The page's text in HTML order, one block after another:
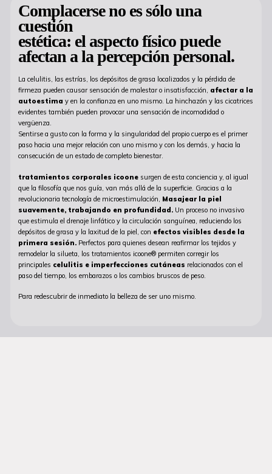
Complacerse no es sólo una
cuestión
estética: el aspecto físico puede
afectan a la percepción personal.
La celulitis, las estrías, los depósitos de grasa localizados y la pérdida de
firmeza pueden causar sensación de malestar o insatisfacción, afectar a la
autoestima y en la confianza en uno mismo. La hinchazón y las cicatrices
evidentes también pueden provocar una sensación de incomodidad o
vergüenza.
Sentirse a gusto con la forma y la singularidad del propio cuerpo es el primer
paso hacia una mejor relación con uno mismo y con los demás, y hacia la
consecución de un estado de completo bienestar.
tratamientos corporales icoone surgen de esta conciencia y, al igual
que la filosofía que nos guía, van más allá de la superficie. Gracias a la
revolucionaria tecnología de microestimulación, Masajear la piel
suavemente, trabajando en profundidad. Un proceso no invasivo
que estimula el drenaje linfático y la circulación sanguínea, reduciendo los
depósitos de grasa y la laxitud de la piel, con efectos visibles desde la
primera sesión. Perfectos para quienes desean reafirmar los tejidos y
remodelar la silueta, los tratamientos icoone® permiten corregir los
principales celulitis e imperfecciones cutáneas relacionados con el
paso del tiempo, los embarazos o los cambios bruscos de peso.
Para redescubrir de inmediato la belleza de ser uno mismo.